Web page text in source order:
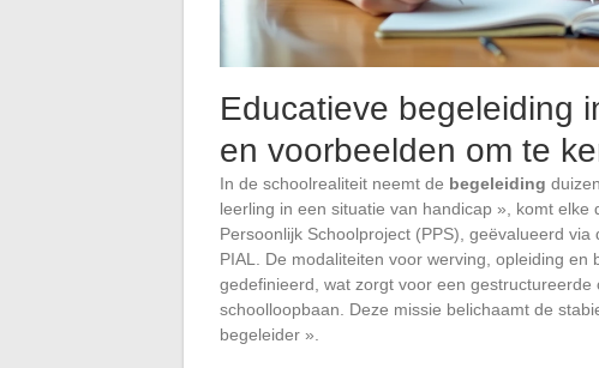
Educatieve begeleiding
en voorbeelden om te
In de schoolrealiteit neemt de begeleiding
leerling in een situatie van handicap », komt
Persoonlijk Schoolproject (PPS), geëvalueerd
PIAL. De modaliteiten voor werving, opleiding
gedefinieerd, wat zorgt voor een
schoolloopbaan. Deze missie belichaamt de
begeleider ».